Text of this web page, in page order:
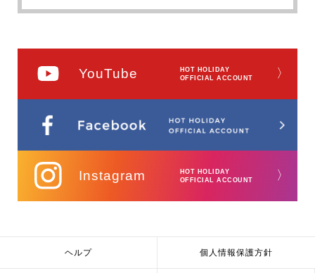
YouTube
HOT HOLIDAY
OFFICIAL ACCOUNT
〉
Instagram
HOT HOLIDAY
OFFICIAL ACCOUNT
〉
ヘルプ 個人情報保護方針